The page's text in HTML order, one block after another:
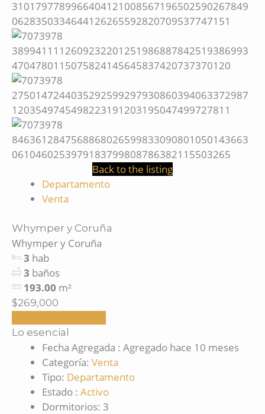
Back to the listing
Departamento
Venta
Whymper y Coruña
Whymper y Coruña
3 hab
3 baños
193.00 m²
$269,000
Lo esencial
Fecha Agregada : Agregado hace 10 meses
Categoría: Venta
Tipo: Departamento
Estado : Activo
Dormitorios: 3